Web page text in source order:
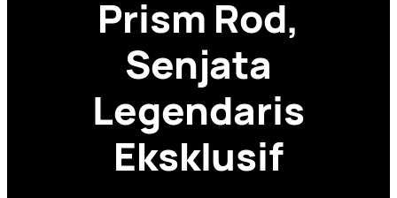
Prism Rod,
Senjata
Legendaris
Eksklusif